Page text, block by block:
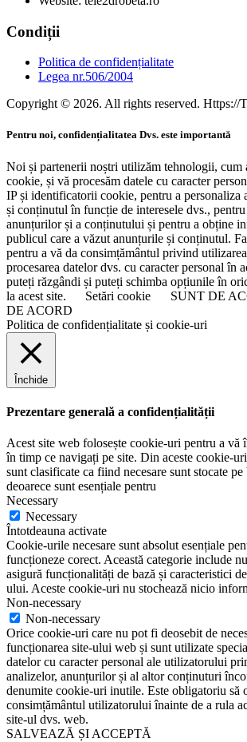
Condiții
Politica de confidențialitate
Legea nr.506/2004
Copyright © 2026. All rights reserved. Https://
Pentru noi, confidențialitatea Dvs. este importantă
Noi și partenerii noștri utilizăm tehnologii, cum
cookie, și vă procesăm datele cu caracter
IP și identificatorii cookie, pentru a personaliza
și conținutul în funcție de interesele dvs.,
anunțurilor și a conținutului și pentru a obține
publicul care a văzut anunțurile și conținutul.
pentru a vă da consimțământul privind
procesarea datelor dvs. cu caracter personal în
puteți răzgândi și puteți schimba opțiunile în
la acest site.
Setări cookie SUNT DE
DE ACORD
Politica de confidențialitate și cookie-uri
Închide
Prezentare generală a confidențialității
Acest site web folosește cookie-uri pentru a vă
în timp ce navigați pe site. Din aceste cookie-
sunt clasificate ca fiind necesare sunt stocate
deoarece sunt esențiale pentru
Necessary
Necessary
Întotdeauna activate
Cookie-urile necesare sunt absolut esențiale
funcționeze corect. Această categorie include
asigură funcționalități de bază și caracteristici
ului. Aceste cookie-uri nu stochează nicio
Non-necessary
Non-necessary
Orice cookie-uri care nu pot fi deosebit de
funcționarea site-ului web și sunt utilizate
datelor cu caracter personal ale utilizatorului
analizelor, anunțurilor și al altor conținuturi
denumite cookie-uri inutile. Este obligatoriu să
consimțământul utilizatorului înainte de a rula
site-ul dvs. web.
SALVEAZĂ ȘI ACCEPTĂ